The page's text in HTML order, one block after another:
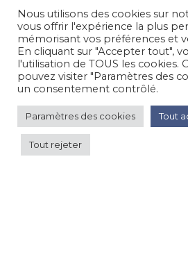
75 €/nuit
Gîte 4* sur l’île de
Maison/villa/chalet/gîte/Bord de
Nous utilisons des cookies sur
vous offrir l'expérience la plus
mémorisant vos préférences et
En cliquant sur "Accepter tout",
l'utilisation de TOUS les cookies.
pouvez visiter "Paramètres des
un consentement contrôlé.
Paramètres des cookies Tout
Tout rejeter